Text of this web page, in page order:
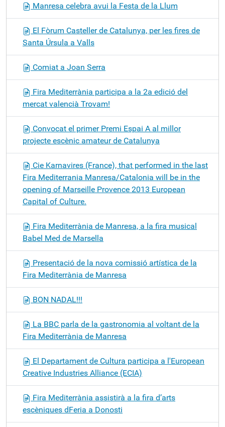
Manresa celebra avui la Festa de la Llum
El Fòrum Casteller de Catalunya, per les fires de
Santa Úrsula a Valls
Comiat a Joan Serra
Fira Mediterrània participa a la 2a edició del
mercat valencià Trovam!
Convocat el primer Premi Espai A al millor
projecte escènic amateur de Catalunya
Cie Karnavires (France), that performed in the last
Fira Mediterrania Manresa/Catalonia will be in the
opening of Marseille Provence 2013 European
Capital of Culture.
Fira Mediterrània de Manresa, a la fira musical
Babel Med de Marsella
Presentació de la nova comissió artística de la
Fira Mediterrània de Manresa
BON NADAL!!!
La BBC parla de la gastronomia al voltant de la
Fira Mediterrània de Manresa
El Departament de Cultura participa a l'European
Creative Industries Alliance (ECIA)
Fira Mediterrània assistirà a la fira d’arts
escèniques dFeria a Donosti